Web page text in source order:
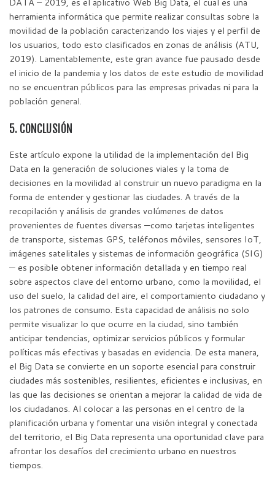
herramienta informática que permite realizar consultas sobre la
movilidad de la población caracterizando los viajes y el perfil de
los usuarios, todo esto clasificados en zonas de análisis (ATU,
2019). Lamentablemente, este gran avance fue pausado desde
el inicio de la pandemia y los datos de este estudio de movilidad
no se encuentran públicos para las empresas privadas ni para la
población general.
5. CONCLUSIÓN
Este artículo expone la utilidad de la implementación del Big
Data en la generación de soluciones viales y la toma de
decisiones en la movilidad al construir un nuevo paradigma en la
forma de entender y gestionar las ciudades. A través de la
recopilación y análisis de grandes volúmenes de datos
provenientes de fuentes diversas —como tarjetas inteligentes
de transporte, sistemas GPS, teléfonos móviles, sensores IoT,
imágenes satelitales y sistemas de información geográfica (SIG)
— es posible obtener información detallada y en tiempo real
sobre aspectos clave del entorno urbano, como la movilidad, el
uso del suelo, la calidad del aire, el comportamiento ciudadano y
los patrones de consumo. Esta capacidad de análisis no solo
permite visualizar lo que ocurre en la ciudad, sino también
anticipar tendencias, optimizar servicios públicos y formular
políticas más efectivas y basadas en evidencia. De esta manera,
el Big Data se convierte en un soporte esencial para construir
ciudades más sostenibles, resilientes, eficientes e inclusivas, en
las que las decisiones se orientan a mejorar la calidad de vida de
los ciudadanos. Al colocar a las personas en el centro de la
planificación urbana y fomentar una visión integral y conectada
del territorio, el Big Data representa una oportunidad clave para
afrontar los desafíos del crecimiento urbano en nuestros
tiempos.